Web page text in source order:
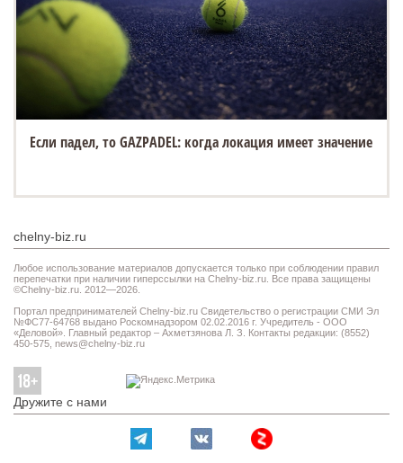
Если падел, то GAZPADEL: когда локация имеет значение
chelny-biz.ru
Любое использование материалов допускается только при соблюдении правил
перепечатки при наличии гиперссылки на Chelny-biz.ru. Все права защищены
©Chelny-biz.ru. 2012—2026.
Портал предпринимателей Chelny-biz.ru Свидетельство о регистрации СМИ Эл
№ФС77-64768 выдано Роскомнадзором 02.02.2016 г. Учредитель - ООО
«Деловой». Главный редактор – Ахметзянова Л. З. Контакты редакции: (8552)
450-575, news@chelny-biz.ru
Дружите с нами